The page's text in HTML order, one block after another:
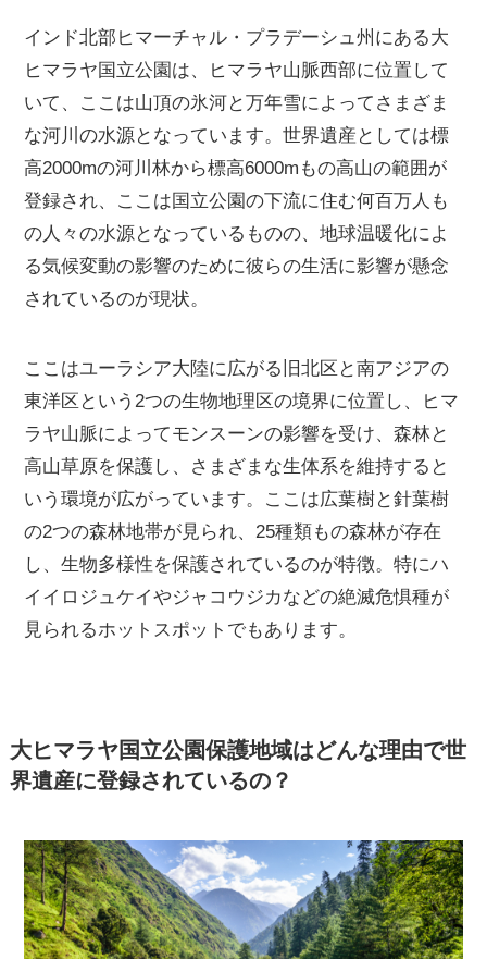
インド北部ヒマーチャル・プラデーシュ州にある大
ヒマラヤ国立公園は、ヒマラヤ山脈西部に位置して
いて、ここは山頂の氷河と万年雪によってさまざま
な河川の水源となっています。世界遺産としては標
高2000mの河川林から標高6000mもの高山の範囲が
登録され、ここは国立公園の下流に住む何百万人も
の人々の水源となっているものの、地球温暖化によ
る気候変動の影響のために彼らの生活に影響が懸念
されているのが現状。
ここはユーラシア大陸に広がる旧北区と南アジアの
東洋区という2つの生物地理区の境界に位置し、ヒマ
ラヤ山脈によってモンスーンの影響を受け、森林と
高山草原を保護し、さまざまな生体系を維持すると
いう環境が広がっています。ここは広葉樹と針葉樹
の2つの森林地帯が見られ、25種類もの森林が存在
し、生物多様性を保護されているのが特徴。特にハ
イイロジュケイやジャコウジカなどの絶滅危惧種が
見られるホットスポットでもあります。
大ヒマラヤ国立公園保護地域はどんな理由で世
界遺産に登録されているの？